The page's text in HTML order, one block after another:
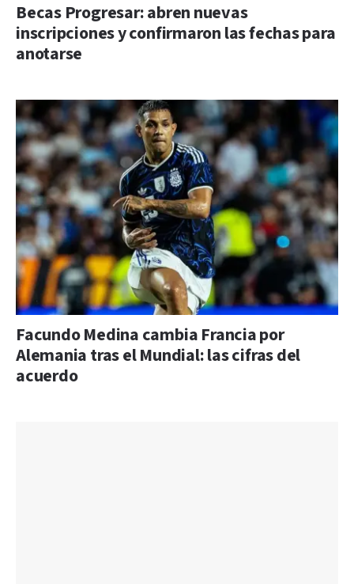
Becas Progresar: abren nuevas
inscripciones y confirmaron las fechas para
anotarse
Facundo Medina cambia Francia por
Alemania tras el Mundial: las cifras del
acuerdo